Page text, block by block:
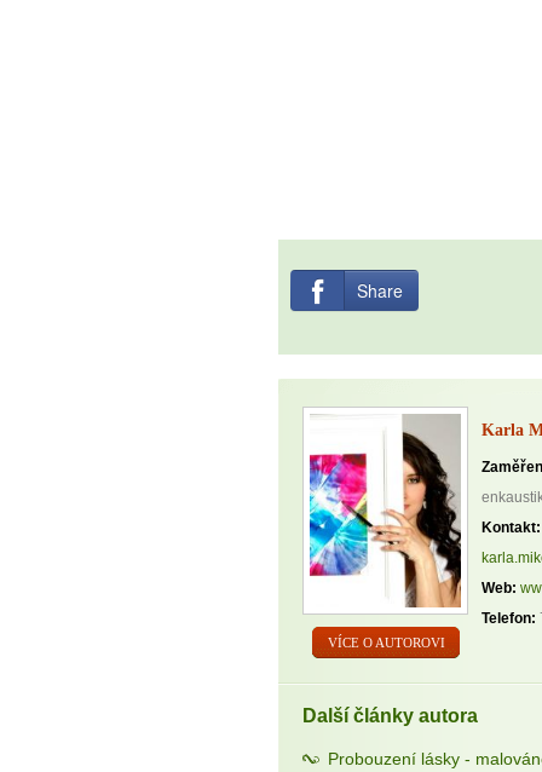
Share
VÍCE O AUTOROVI
Karla
Kontakt:
Web:
Telefon:
Další články autora
Probouzení lásky -